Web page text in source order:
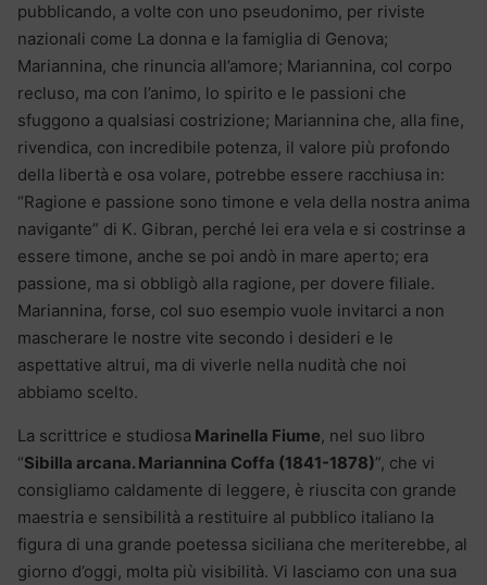
pubblicando, a volte con uno pseudonimo, per riviste
nazionali come La donna e la famiglia di Genova;
Mariannina, che rinuncia all’amore; Mariannina, col corpo
recluso, ma con l’animo, lo spirito e le passioni che
sfuggono a qualsiasi costrizione; Mariannina che, alla fine,
rivendica, con incredibile potenza, il valore più profondo
della libertà e osa volare, potrebbe essere racchiusa in:
“Ragione e passione sono timone e vela della nostra anima
navigante” di K. Gibran, perché lei era vela e si costrinse a
essere timone, anche se poi andò in mare aperto; era
passione, ma si obbligò alla ragione, per dovere filiale.
Mariannina, forse, col suo esempio vuole invitarci a non
mascherare le nostre vite secondo i desideri e le
aspettative altrui, ma di viverle nella nudità che noi
abbiamo scelto.
La scrittrice e studiosa Marinella Fiume, nel suo libro
“Sibilla arcana. Mariannina Coffa (1841-1878)”, che vi
consigliamo caldamente di leggere, è riuscita con grande
maestria e sensibilità a restituire al pubblico italiano la
figura di una grande poetessa siciliana che meriterebbe, al
giorno d’oggi, molta più visibilità. Vi lasciamo con una sua